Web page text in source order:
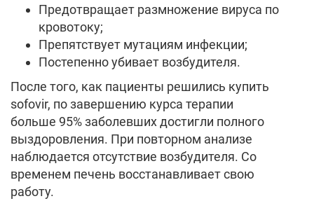
Предотвращает размножение вируса по
кровотоку;
Препятствует мутациям инфекции;
Постепенно убивает возбудителя.
После того, как пациенты решились купить
sofovir, по завершению курса терапии
больше 95% заболевших достигли полного
выздоровления. При повторном анализе
наблюдается отсутствие возбудителя. Со
временем печень восстанавливает свою
работу.